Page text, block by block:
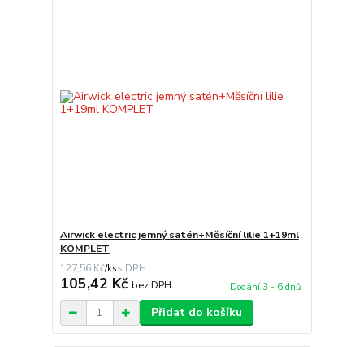
Airwick electric jemný satén+Měsíční lilie 1+19ml
KOMPLET
127,56 Kč/ks
105,42 Kč bez DPH Dodání 3 - 6 dnů
Přidat do košíku